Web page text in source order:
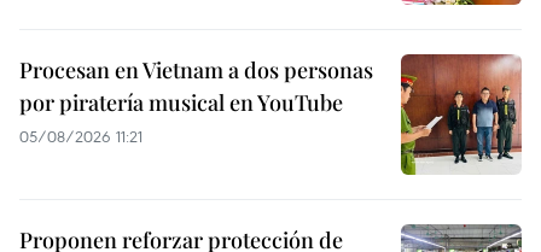
Procesan en Vietnam a dos personas
por piratería musical en YouTube
05/08/2026 11:21
Proponen reforzar protección de